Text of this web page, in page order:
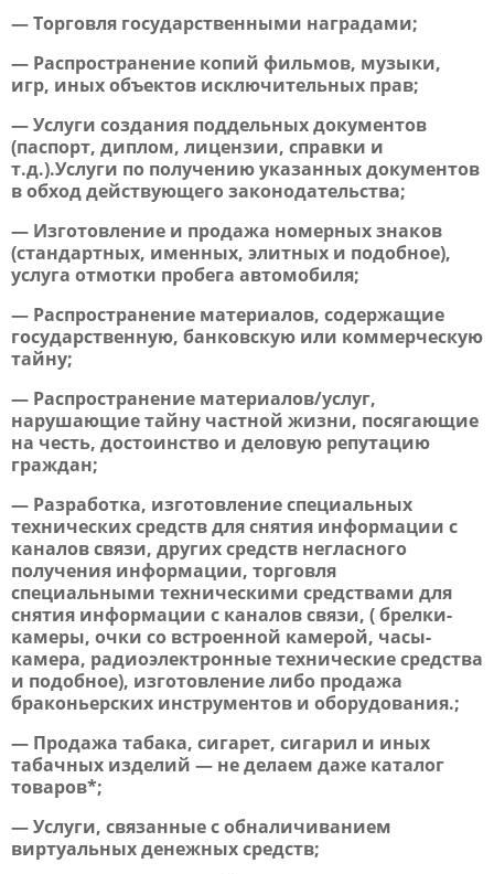
— Торговля государственными наградами;
— Распространение копий фильмов, музыки,
игр, иных объектов исключительных прав;
— Услуги создания поддельных документов
(паспорт, диплом, лицензии, справки и
т.д.).Услуги по получению указанных документов
в обход действующего законодательства;
— Изготовление и продажа номерных знаков
(стандартных, именных, элитных и подобное),
услуга отмотки пробега автомобиля;
— Распространение материалов, содержащие
государственную, банковскую или коммерческую
тайну;
— Распространение материалов/услуг,
нарушающие тайну частной жизни, посягающие
на честь, достоинство и деловую репутацию
граждан;
— Разработка, изготовление специальных
технических средств для снятия информации с
каналов связи, других средств негласного
получения информации, торговля
специальными техническими средствами для
снятия информации с каналов связи, ( брелки-
камеры, очки со встроенной камерой, часы-
камера, радиоэлектронные технические средства
и подобное), изготовление либо продажа
браконьерских инструментов и оборудования.;
— Продажа табака, сигарет, сигарил и иных
табачных изделий — не делаем даже каталог
товаров*;
— Услуги, связанные с обналичиванием
виртуальных денежных средств;